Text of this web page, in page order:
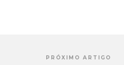
PRÓXIMO ARTIGO